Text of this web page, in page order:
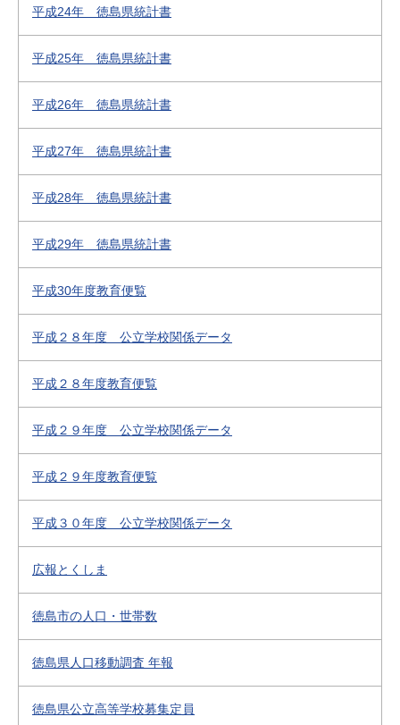
平成24年 徳島県統計書
平成25年 徳島県統計書
平成26年 徳島県統計書
平成27年 徳島県統計書
平成28年 徳島県統計書
平成29年 徳島県統計書
平成30年度教育便覧
平成２８年度 公立学校関係データ
平成２８年度教育便覧
平成２９年度 公立学校関係データ
平成２９年度教育便覧
平成３０年度 公立学校関係データ
広報とくしま
徳島市の人口・世帯数
徳島県人口移動調査 年報
徳島県公立高等学校募集定員